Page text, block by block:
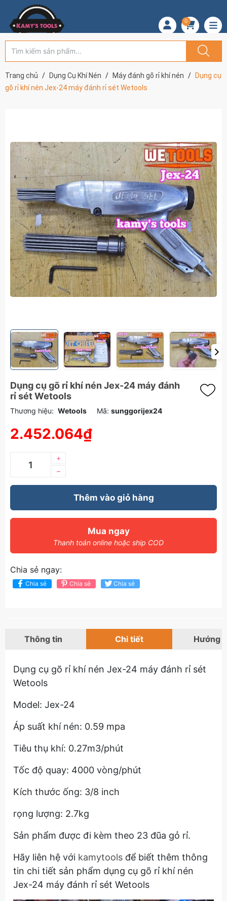
0
Trang chủ Dụng Cụ Khí Nén Máy đánh gõ rỉ khí nén
Dụng cụ
gõ rỉ khí nén Jex-24 máy đánh rỉ sét Wetools
Dụng cụ gõ rỉ khí nén Jex-24 máy đánh
rỉ sét Wetools
Thương hiệu: Wetools Mã: sunggorijex24
2.452.064₫
–
+
Thêm vào giỏ hàng
Mua ngay
Thanh toán online hoặc ship COD
Chia sẻ ngay:
Chia sẻ Chia sẻ Chia sẻ
Thông tin Chi tiết Hướng
Dụng cụ gõ rỉ khí nén Jex-24 máy đánh rỉ sét
Wetools
Model: Jex-24
Áp suất khí nén: 0.59 mpa
Tiêu thụ khí: 0.27m3/phút
Tốc độ quay: 4000 vòng/phút
Kích thước ống: 3/8 inch
rọng lượng: 2.7kg
Sản phẩm được đi kèm theo 23 đũa gỏ rỉ.
Hãy liên hệ với kamytools để biết thêm thông
tin chi tiết sản phẩm dụng cụ gõ rỉ khí nén
Jex-24 máy đánh rỉ sét Wetools